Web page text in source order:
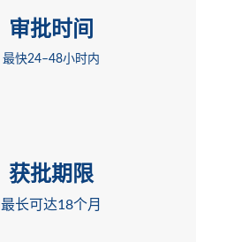
审批时间
最快24–48小时内
获批期限
最长可达18个月